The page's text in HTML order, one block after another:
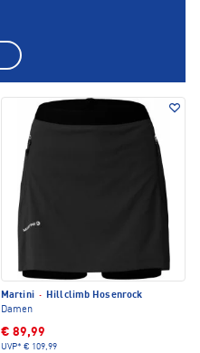
Martini · Hillclimb Hosenrock
Damen
€ 89,99
UVP* € 109,99